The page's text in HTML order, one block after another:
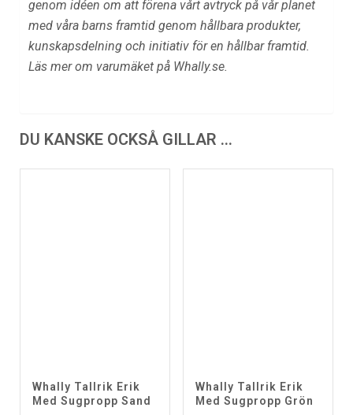
genom idéen om att förena vårt avtryck på vår planet
med våra barns framtid genom hållbara produkter,
kunskapsdelning och initiativ för en hållbar framtid.
Läs mer om varumäket på Whally.se.
DU KANSKE OCKSÅ GILLAR …
Whally Tallrik Erik
Med Sugpropp Sand
Whally Tallrik Erik
Med Sugpropp Grön